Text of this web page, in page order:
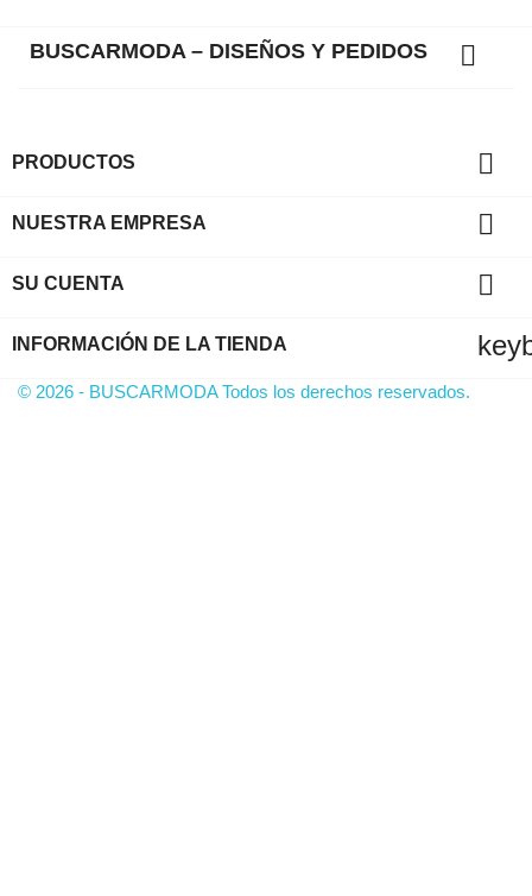
BUSCARMODA – DISEÑOS Y PEDIDOS 
PRODUCTOS 
NUESTRA EMPRESA 
SU CUENTA 
INFORMACIÓN DE LA TIENDA
© 2026 - BUSCARMODA Todos los derechos reservados.